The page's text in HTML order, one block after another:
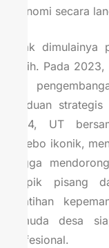
ekonomi secara
Sejak
diraih. Pada
tata
panduan
2024, UT
gazebo ikonik,
hingga
keripik pisang
Pelatihan
pemuda desa
profesional.